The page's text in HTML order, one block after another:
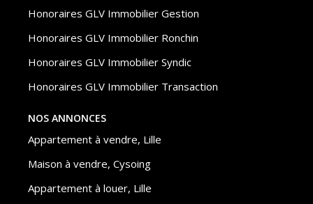
Honoraires GLV Immobilier Gestion
Honoraires GLV Immobilier Ronchin
Honoraires GLV Immobilier Syndic
Honoraires GLV Immobilier Transaction
NOS ANNONCES
Appartement à vendre, Lille
Maison à vendre, Cysoing
Appartement à louer, Lille